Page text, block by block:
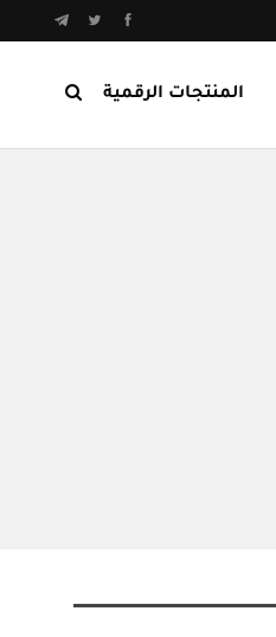
المنتجات الرقمية